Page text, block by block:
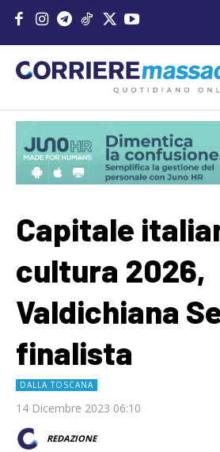
Capitale
cultura 2026,
Valdichiana
finalista
DALLA TOSCANA
14 Dicembre 2023 06:10
REDAZIONE